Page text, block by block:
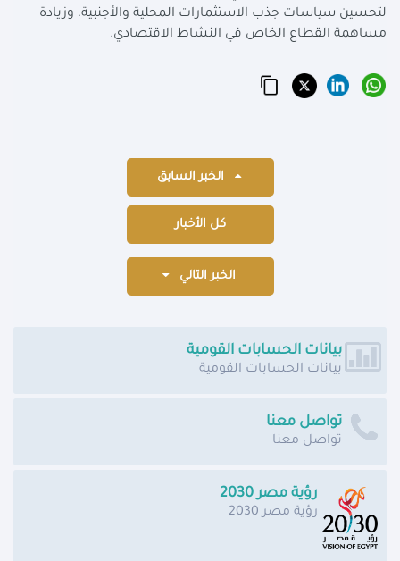
لتحسين سياسات جذب الاستثمارات المحلية والأجنبية، وزيادة
مساهمة القطاع الخاص في النشاط الاقتصادي.
الخبر السابق
كل الأخبار
الخبر التالي
بيانات الحسابات القومية
بيانات الحسابات القومية
تواصل معنا
تواصل معنا
رؤية مصر 2030
رؤية مصر 2030